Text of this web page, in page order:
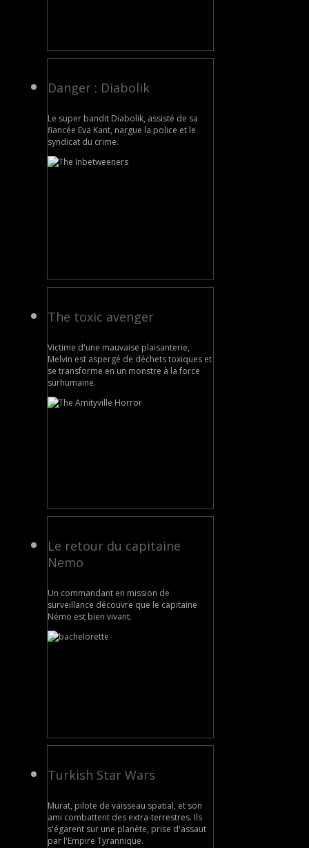
Danger : Diabolik
Le super bandit Diabolik, assisté de sa
fiancée Eva Kant, nargue la police et le
syndicat du crime.
The toxic avenger
Victime d'une mauvaise plaisanterie,
Melvin est aspergé de déchets toxiques et
se transforme en un monstre à la force
surhumaine.
Le retour du capitaine
Nemo
Un commandant en mission de
surveillance découvre que le capitaine
Némo est bien vivant.
Turkish Star Wars
Murat, pilote de vaisseau spatial, et son
ami combattent des extra-terrestres. Ils
s'égarent sur une planète, prise d'assaut
par l'Empire Tyrannique.